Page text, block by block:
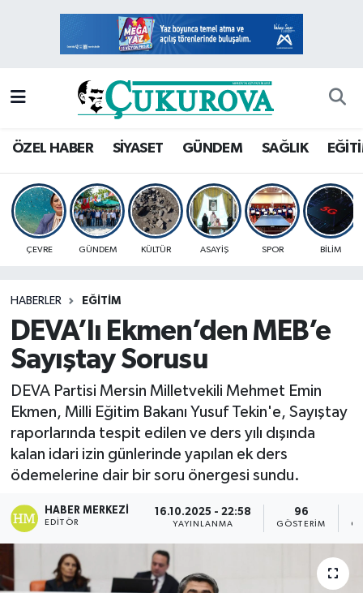
ÖZEL HABER SİYASET GÜNDEM SAĞLIK
ÇEVRE GÜNDEM KÜLTÜR ASAYİŞ SPOR BİLİM
HABERLER EĞİTİM
DEVA’lı Ekmen’den MEB’e
Sayıştay Sorusu
DEVA Partisi Mersin Milletvekili Mehmet Emin
Ekmen, Milli Eğitim Bakanı Yusuf Tekin'e, Sayıştay
raporlarında tespit edilen ve ders yılı dışında
kalan idari izin günlerinde yapılan ek ders
ödemelerine dair bir soru önergesi sundu.
HABER MERKEZI
EDITÖR
16.10.2025 - 22:58
YAYINLANMA
96
GÖSTERIM
Mersin Hava Durumu
Mersin Namaz Vakitleri
Mersin Trafik Yoğunluk Haritası
Süper Lig Puan Durumu ve Fikstür
Haber Arşivi